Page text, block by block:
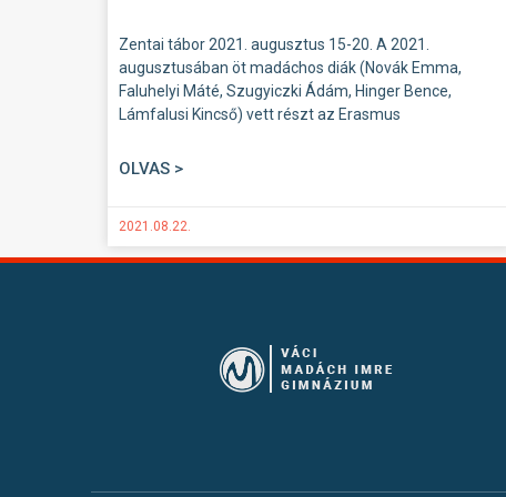
Zentai tábor 2021. augusztus 15-20. A 2021.
augusztusában öt madáchos diák (Novák Emma,
Faluhelyi Máté, Szugyiczki Ádám, Hinger Bence,
Lámfalusi Kincső) vett részt az Erasmus
OLVAS >
2021.08.22.